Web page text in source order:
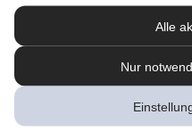
Alle
Nur